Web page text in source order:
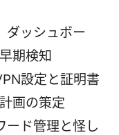
ダッシュボー
期検知
設定と証明書
画の策定
ード管理と怪し